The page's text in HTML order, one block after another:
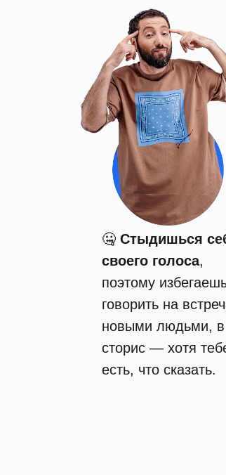
🤐 Стыдишься
своего голоса,
поэтому
говорить на
новыми людьми, в
сторис — хотя
есть, что сказать.